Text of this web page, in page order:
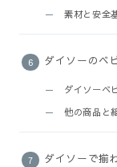
素材と安全
ダイソーのベ
ダイソーベ
他の商品と
ダイソーで揃